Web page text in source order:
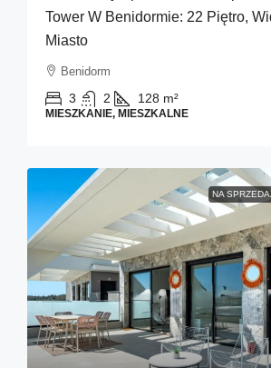
Tower W Benidormie: 22 Piętro,
Miasto
Benidorm
3 2 128 m²
MIESZKANIE, MIESZKALNE
NA